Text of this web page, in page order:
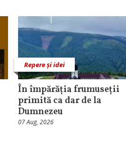
Repere și idei
În împărăția frumuseții
primită ca dar de la
Dumnezeu
07 Aug, 2026